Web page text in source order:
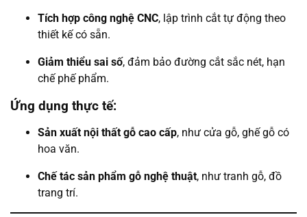
Tích hợp công nghệ CNC, lập trình cắt tự động theo
thiết kế có sẵn.
Giảm thiểu sai số, đảm bảo đường cắt sắc nét, hạn
chế phế phẩm.
Ứng dụng thực tế:
Sản xuất nội thất gỗ cao cấp, như cửa gỗ, ghế gỗ có
hoa văn.
Chế tác sản phẩm gỗ nghệ thuật, như tranh gỗ, đồ
trang trí.